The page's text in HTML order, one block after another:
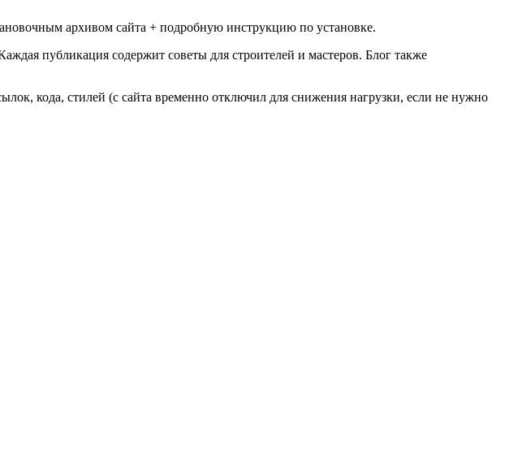
архивом сайта + подробную инструкцию по установке.
публикация содержит советы для строителей и мастеров. Блог также
кода, стилей (с сайта временно отключил для снижения нагрузки, если не нужно